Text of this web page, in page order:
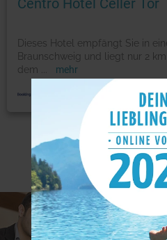
Dieses Hotel empfängt Sie in
Braunschweig und liegt nur 2
dem
mehr
Weitere